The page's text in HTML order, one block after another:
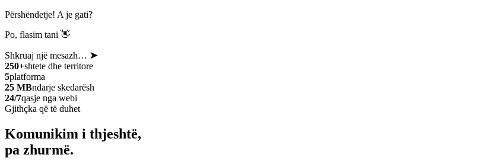
Përshëndetje! A je gati?
Po, flasim tani 👋
Shkruaj një mesazh… ➤
250+shtete dhe territore
5platforma
25 MBndarje skedarësh
24/7qasje nga webi
Gjithçka që të duhet
Komunikim i thjeshtë,
pa zhurmë.